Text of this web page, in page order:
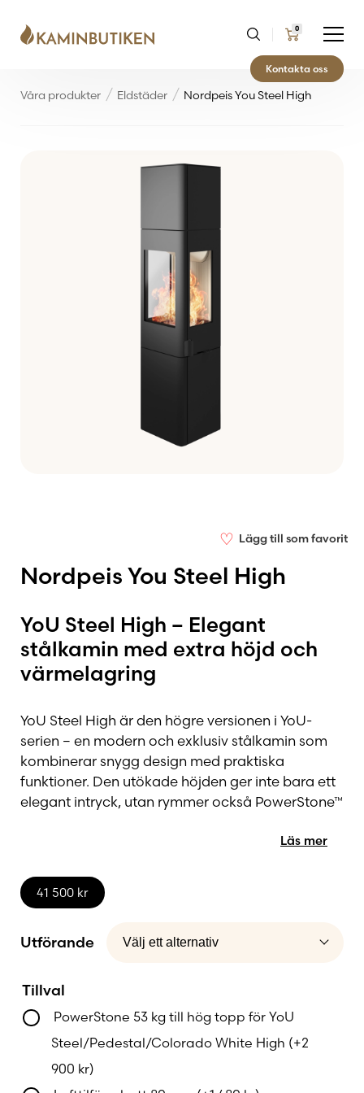
0
Kontakta oss
Våra produkter Eldstäder Nordpeis You Steel High
♡ Lägg till som favorit
Nordpeis You Steel High
41 500 kr
YoU Steel High – Elegant
stålkamin med extra höjd och
värmelagring
YoU Steel High är den högre versionen i YoU-
serien – en modern och exklusiv stålkamin som
kombinerar snygg design med praktiska
funktioner. Den utökade höjden ger inte bara ett
elegant intryck, utan rymmer också PowerStone™
behaglig värme långt efter att elden har
Den höga brännkammaren är omgiven av stora
vinklar. Med sina rena linjer, rundade kanter och
riktigt statement i rummet – utan att ta onödig
plats.
Nordpeis SmartFire-teknik ger optimal
förbränning, medan den självlåsande luckan och
Läs mer
Utförande
Tillval
PowerStone 53 kg till hög topp för YoU
Steel/Pedestal/Colorado White High (+2
900 kr)